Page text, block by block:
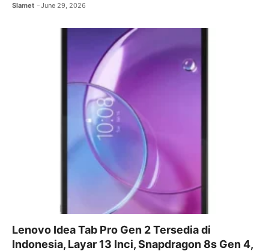
Slamet June 29, 2026
Lenovo Idea Tab Pro Gen 2 Tersedia di
Indonesia, Layar 13 Inci, Snapdragon 8s Gen 4,